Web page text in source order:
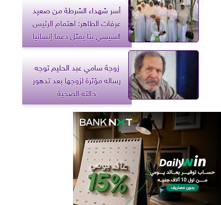
أسر شهداء الشرطة من صعيد
عرفات الطاهر: اهتمام الرئيس
السيسي بنا يمثل دعما إنسانيا
ومعنويا
زوجة سامي عبد الحليم توجه
رساله مؤثرة لزوجها بعد تدهور
حالته الصحية